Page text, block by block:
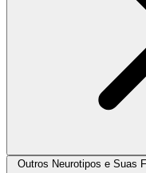
Outros Neurotipos e Suas